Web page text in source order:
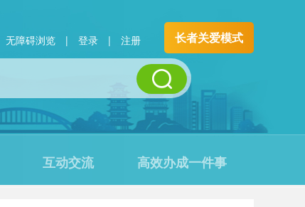
无障碍浏览 | 登录 | 注册 长者关爱模式
互动交流 高效办成一件事